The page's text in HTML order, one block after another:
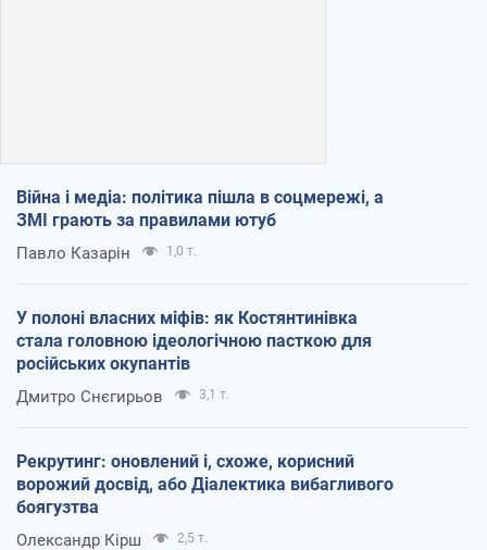
Війна і медіа: політика пішла в соцмережі, а
ЗМІ грають за правилами ютуб
Павло Казарін 1,0 т.
У полоні власних міфів: як Костянтинівка
стала головною ідеологічною пасткою для
російських окупантів
Дмитро Снєгирьов 3,1 т.
Рекрутинг: оновлений і, схоже, корисний
ворожий досвід, або Діалектика вибагливого
боягузтва
Олександр Кірш 2,5 т.